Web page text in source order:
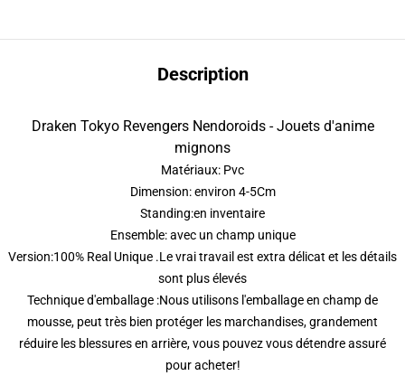
Description
Draken Tokyo Revengers Nendoroids - Jouets d'anime
mignons
Matériaux: Pvc
Dimension: environ 4-5Cm
Standing:en inventaire
Ensemble: avec un champ unique
Version:100% Real Unique .Le vrai travail est extra délicat et les détails
sont plus élevés
Technique d'emballage :Nous utilisons l'emballage en champ de
mousse, peut très bien protéger les marchandises, grandement
réduire les blessures en arrière, vous pouvez vous détendre assuré
pour acheter!